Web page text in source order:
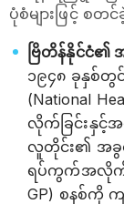
ပုံစံများဖြင့် စတ
ဗြိတိန်နိုင်ငံ၏
၁၉၄၈ ခုနှစ်တွင်
(National
လိုက်ခြင်းနှင့်အ
လူတိုင်း၏ အခွ
ရပ်ကွက်အလိုက် မိ
GP) စနစ်ကို က